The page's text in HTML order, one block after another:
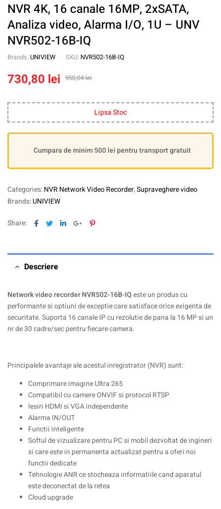
NVR 4K, 16 canale 16MP, 2xSATA,
Analiza video, Alarma I/O, 1U – UNV
NVR502-16B-IQ
Brands: UNIVIEW SKU: NVR502-16B-IQ
950,04lei
730,80 lei
Lipsa Stoc
Cumpara de minim 500 lei pentru transport gratuit
Categories:NVR Network Video Recorder,Supraveghere video
Brands:UNIVIEW
Share: Facebook
TwitterLinkedinGoogle+Pinterest
Descriere
Network video recorder NVR502-16B-IQeste un produs cu
performante si optiuni de exceptie care satisface orice exigenta de
securitate. Suporta 16 canale IP cu rezolutie de pana la 16 MP si un
nr de 30 cadre/sec pentru fiecare camera.
Principalele avantaje ale acestul inregistrator (NVR) sunt:
Comprimare imagine Ultra 265
Compatibil cu camere ONVIF si protocol RTSP
Iesiri HDMI si VGA independente
Alarma IN/OUT
Functii inteligente
Softul de vizualizare pentru PC si mobil dezvoltat de ingineri
si care este in permanenta actualizat pentru a oferi noi
functii dedicate
Tehnologie ANR ce stocheaza informatiile cand aparatul
este deconectat de la retea
Cloud upgrade